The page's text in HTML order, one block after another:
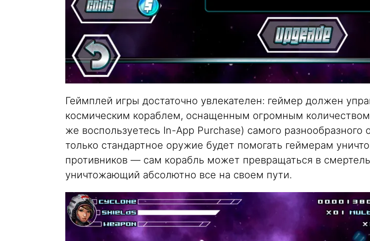
Геймплей игры достаточно увлекателен: геймер должен
космическим кораблем, оснащенным огромным
же воспользуетесь In-App Purchase) самого разнообразного
только стандартное оружие будет помогать геймерам
противников — сам корабль может превращаться в
уничтожающий абсолютно все на своем пути.